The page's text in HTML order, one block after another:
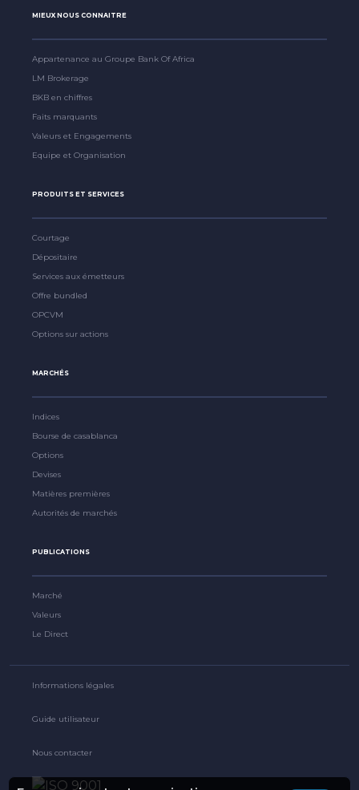
MIEUX NOUS CONNAITRE
Appartenance au Groupe Bank Of Africa
LM Brokerage
BKB en chiffres
Faits marquants
Valeurs et Engagements
Equipe et Organisation
PRODUITS ET SERVICES
Courtage
Dépositaire
Services aux émetteurs
Offre bundled
OPCVM
Options sur actions
MARCHÉS
Indices
Bourse de casablanca
Options
Devises
Matières premières
Autorités de marchés
PUBLICATIONS
Marché
Valeurs
Le Direct
Informations légales
Guide utilisateur
Nous contacter